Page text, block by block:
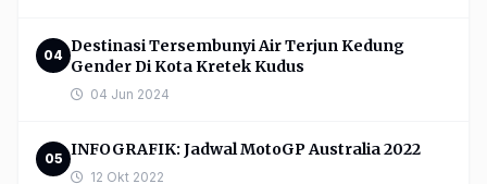
04 Destinasi Tersembunyi Air Terjun Kedung
Gender Di Kota Kretek Kudus
04 Jun 2024
05 INFOGRAFIK: Jadwal MotoGP Australia 2022
12 Okt 2022